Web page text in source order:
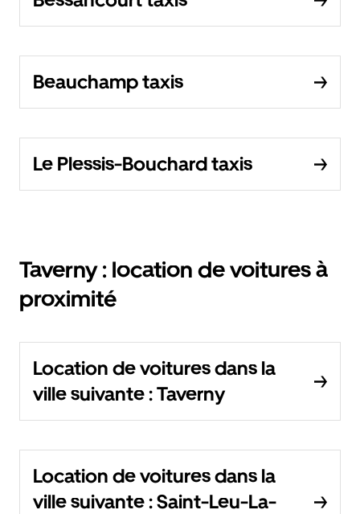
Beauchamp taxis
Le Plessis-Bouchard taxis
Taverny : location de voitures à
proximité
Location de voitures dans la
ville suivante : Taverny
Location de voitures dans la
ville suivante : Saint-Leu-La-